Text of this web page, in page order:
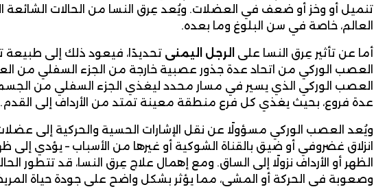
تنميل أو وخز أو ضعف في العضلات. ويُعد عِرق النسا من الحالات
العالم، خاصة في سن البلوغ وما بعده.
أما عن تأثير عِرق النسا على الرجل اليمنى تحديدًا، فيعود ذلك إلى طبيعة
العصب الوركي من اتحاد عدة جذور عصبية خارجة من الجزء السفلي من
العصب الوركي الذي يسير في مسار محدد ليغذي الجزء السفلي من
عدة فروع، بحيث يغذي كل فرع منطقة معينة تمتد من الأرداف إلى القدم.
ويُعد العصب الوركي مسؤولًا عن نقل الإشارات الحسية والحركية إلى
انزلاق غضروفي أو ضيق بالقناة الشوكية أو غيرها من الأسباب – يؤدي
الظهر أو الأرداف نزولًا إلى الساق. ومع إهمال علاج عِرق النسا، قد تتطور
وصعوبة في الحركة أو المشي، مما يؤثر بشكل واضح على جودة حياة